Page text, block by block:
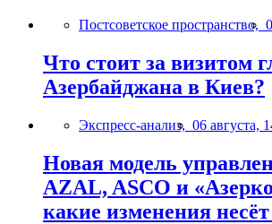
Постсоветское пространство,
Что стоит за
Азербайджана в Киев?
Экспресс-анализ, 06 августа,
Новая модель
AZAL, ASCO и
какие изменения несёт